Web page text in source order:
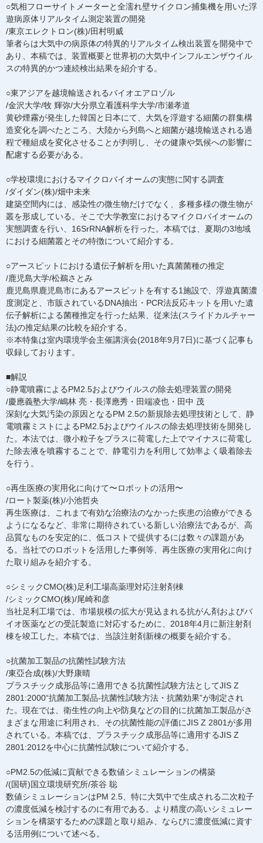
○気相フローサイトメーターと全濡れ壁サイクロン捕集機を用いた浮
遊病原体リアルタイム測定装置の開発
/東京エレクトロン(株)/田村明威
筆者らは大気中の病原体の特異的リアルタイム検出装置を開発中で
あり、本稿では、装置概要と世界初の大気中インフルエンザウイル
スの特異的かつ連続検出結果を紹介する。
○東アジアを越境輸送されるバイオエアロゾル
/金沢大学/牧 輝弥/大分県立看護科学大学/市瀬孝道
黄砂煙霧が発生した韓国と日本にて、大気を浮遊する細菌の群集構
造変化を調べたところ、大陸から列島へと細菌が越境輸送される過
程で種組成を変化させることが判明し、その健康や気候への影響に
配慮する必要がある。
○学校環境におけるマイクロバイオームの実態に関する調査
/ダイダン(株)/畑中未来
建築空間内には、感染性の微生物だけでなく、多種多様の微生物が
叢を形成している。そこで大学教室におけるマイクロバイオームの
実態調査を行い、16SrRNA解析を行った。本稿では、夏期の3地域
における細菌叢とその特徴について紹介する。
○アースピットにおける遺伝子解析を用いた真菌菌種の推定
/鹿児島大学/松鵜さとみ
鹿児島県鹿児島市にあるアースピットを有する1施設で、浮遊真菌濃
度測定と、市販されているDNA抽出・PCR法反応キットを用いた遺
伝子解析による菌種推定を行った結果、従来法(スライドカルチャー
法)の推定結果の比較を紹介する。
※本特集は室内環境学会主催講演会(2018年9月7日)に基づく記事も
収録しております。
■解説
○静電噴霧によるPM2.5およびウイルスの除去処理装置の開発
/慶應義塾大学/嶋林 亮・長澤應秀・田端凌也・田中 茂
深刻な大気汚染の原因となるPM 2.5の新規除去処理技術として、静
電噴霧ミストによるPM2.5およびウイルスの除去処理技術を開発し
た。本法では、微小粒子をプラスに荷電した上でマイナスに荷電し
た除去液を噴霧することで、静電引力を利用して効率よく吸着除去
を行う。
○再生医療の実用化に向けて〜ロボットの活用〜
/ロート製薬(株)/小池哲央
再生医療は、これまで有効な治療法のなかった疾患の治療ができる
ようになるなど、非常に期待されている新しい治療法であるが、高
品質なものを安定的に、低コストで提供するには数々の課題があ
る。当社でのロボットを活用した事例等、再生医療の実用化に向け
た取り組みを紹介する。
○シミックCMO(株)足利工場高薬理対応注射剤棟
/シミックCMO(株)/尾崎和彦
当社足利工場では、市場規模の拡大が見込まれる抗がん剤およびバ
イオ医薬などの受託製造に対応するために、2018年4月に新注射剤
棟を竣工した。本稿では、当該注射剤新棟の概要を紹介する。
○抗菌加工製品の抗菌性試験方法
/東亞合成(株)/大野康晴
プラスチック成形品等に適用できる抗菌性試験方法としてJIS Z
2801:2000“抗菌加工製品-抗菌性試験方法・抗菌効果”が制定され
た。現在では、衛生性の向上や防臭などの目的に抗菌加工製品がさ
まざまな用途に利用され、その抗菌性能の評価にJIS Z 2801が多用
されている。本稿では、プラスチック成形品等に適用するJIS Z
2801:2012を中心に抗菌性試験について紹介する。
○PM2.5の低減に貢献できる数値シミュレーションの構築
/(国研)国立環境研究所/茶谷 聡
数値シミュレーションはPM 2.5、特に大気中で生成される二次粒子
の濃度低減を検討するのに有用である。より精度の高いシミュレー
ションを構築するための課題と取り組み、ならびに濃度低減に資す
る活用例について述べる。